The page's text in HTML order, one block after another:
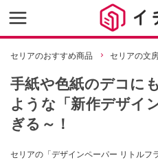
セリアのおすすめ商品 セリアの文
手紙や色紙のデコに
ような「新作デザイ
ぎる～！
セリアの「デザインペーパー リトルフ